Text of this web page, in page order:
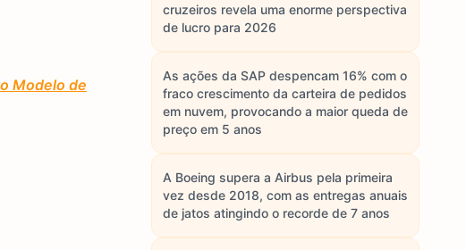
Modelo de
cruzeiros revela uma enorme perspectiva
de lucro para 2026
As ações da SAP despencam 16% com o
fraco crescimento da carteira de pedidos
em nuvem, provocando a maior queda de
preço em 5 anos
A Boeing supera a Airbus pela primeira
vez desde 2018, com as entregas anuais
de jatos atingindo o recorde de 7 anos